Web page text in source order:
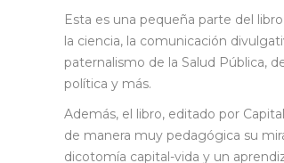
Esta es una pequeña parte del
la ciencia, la comunicación
paternalismo de la Salud Pública,
política y más.
Además, el libro, editado por
de manera muy pedagógica su
dicotomía capital-vida y un